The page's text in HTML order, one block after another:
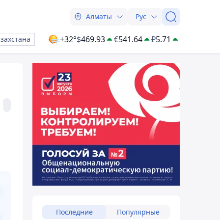
Алматы Рус
+32°$469.93 €541.64 ₽5.71
Последние Популярные